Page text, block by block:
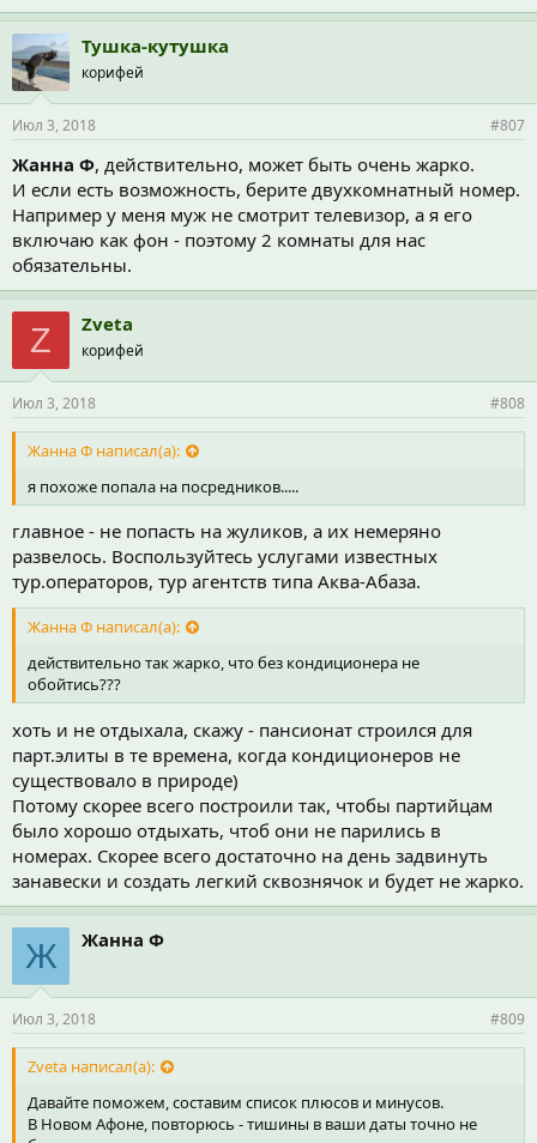
Тушка-кутушка
корифей
Июл 3, 2018 #807
Жанна Ф, действительно, может быть очень жарко.
И если есть возможность, берите двухкомнатный номер.
Например у меня муж не смотрит телевизор, а я его
включаю как фон - поэтому 2 комнаты для нас
обязательны.
Z Zveta
корифей
Июл 3, 2018 #808
Жанна Ф написал(а):
я похоже попала на посредников.....
главное - не попасть на жуликов, а их немеряно
развелось. Воспользуйтесь услугами известных
тур.операторов, тур агентств типа Аква-Абаза.
Жанна Ф написал(а):
действительно так жарко, что без кондиционера не
обойтись???
хоть и не отдыхала, скажу - пансионат строился для
парт.элиты в те времена, когда кондиционеров не
существовало в природе)
Потому скорее всего построили так, чтобы партийцам
было хорошо отдыхать, чтоб они не парились в
номерах. Скорее всего достаточно на день задвинуть
занавески и создать легкий сквознячок и будет не жарко.
Ж Жанна Ф
Июл 3, 2018 #809
Zveta написал(а):
Давайте поможем, составим список плюсов и минусов.
В Новом Афоне, повторюсь - тишины в ваши даты точно не